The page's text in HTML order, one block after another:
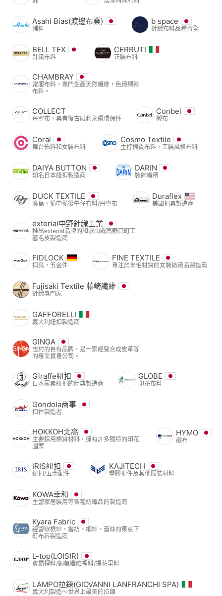
Asahi Bias(渡邊布業)
輔料
b space
針織布料品種齊全
BELL TEX
針織布料
CERRUTI
正裝布料
CHAMBRAY
常服布料，專門生產天然纖維，色織襯衫
布料。
COLLECT
丹寧布，具有復古感和永續環保性
Conbel
襯布
Coral
舞台佈料和女裝布料
Cosmo Textile
主打棉質布料，工裝風格布料
DAIYA BUTTON
知名日本紐扣製造商
DARIN
裝飾織帶
DUCK TEXTILE
廣島・備中備後牛仔布料/丹寧布
Duraflex
美國扣具製造商
exterial中野針織工業
推出exterial品牌的和歌山縣高野口町工
藝毛皮製造商
FIDLOCK
扣具，五金件
FINE TEXTILE
專注於羊毛材質的女裝紡織品製造商
Fujisaki Textile 藤崎纖維
針織專門家
GAFFORELLI
義大利紐扣製造商
GINGA
志村的自有品牌，是一家經營合成皮革等
的專業貿易公司。
Giraffe紐扣
日本尿素紐扣的經典製造商
GLOBE
印花布料
Gondola商事
扣件製造者
HOKKOH北高
主要採用棉質材料，擁有許多獨特的印花
圖案
HYMO
襯布
IRIS紐扣
紐扣/五金配件
KAJITECH
塑膠扣件及其他服裝材料
KOWA幸和
主營家居裝用等各種紡織品的製造商
Kyara Fabric
經營歐根紗、雪紡、網紗、蕾絲的東京下
町布料製造商
L-top(LOISIR)
賓霸裡料/銅氨纖維裡料/提花里料
LAMPO拉鍊(GIOVANNI LANFRANCHI SPA)
義大利製造～世界上最美的拉鍊